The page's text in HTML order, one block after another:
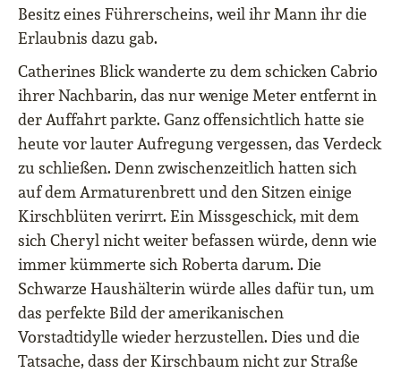
Besitz eines Führerscheins, weil ihr Mann ihr die
Erlaubnis dazu gab.
Catherines Blick wanderte zu dem schicken Cabrio
ihrer Nachbarin, das nur wenige Meter entfernt in
der Auffahrt parkte. Ganz offensichtlich hatte sie
heute vor lauter Aufregung vergessen, das Verdeck
zu schließen. Denn zwischenzeitlich hatten sich
auf dem Armaturenbrett und den Sitzen einige
Kirschblüten verirrt. Ein Missgeschick, mit dem
sich Cheryl nicht weiter befassen würde, denn wie
immer kümmerte sich Roberta darum. Die
Schwarze Haushälterin würde alles dafür tun, um
das perfekte Bild der amerikanischen
Vorstadtidylle wieder herzustellen. Dies und die
Tatsache, dass der Kirschbaum nicht zur Straße